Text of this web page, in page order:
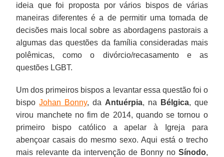
ideia que foi proposta por vários bispos de várias
maneiras diferentes é a de permitir uma tomada de
decisões mais local sobre as abordagens pastorais a
algumas das questões da família consideradas mais
polêmicas, como o divórcio/recasamento e as
questões LGBT.
Um dos primeiros bispos a levantar essa questão foi o
bispoJohan Bonny, da Antuérpia, na Bélgica, que
virou manchete no fim de 2014, quando se tornou o
primeiro bispo católico a apelar à Igreja para
abençoar casais do mesmo sexo. Aqui está o trecho
mais relevante da intervenção de Bonny no Sínodo,